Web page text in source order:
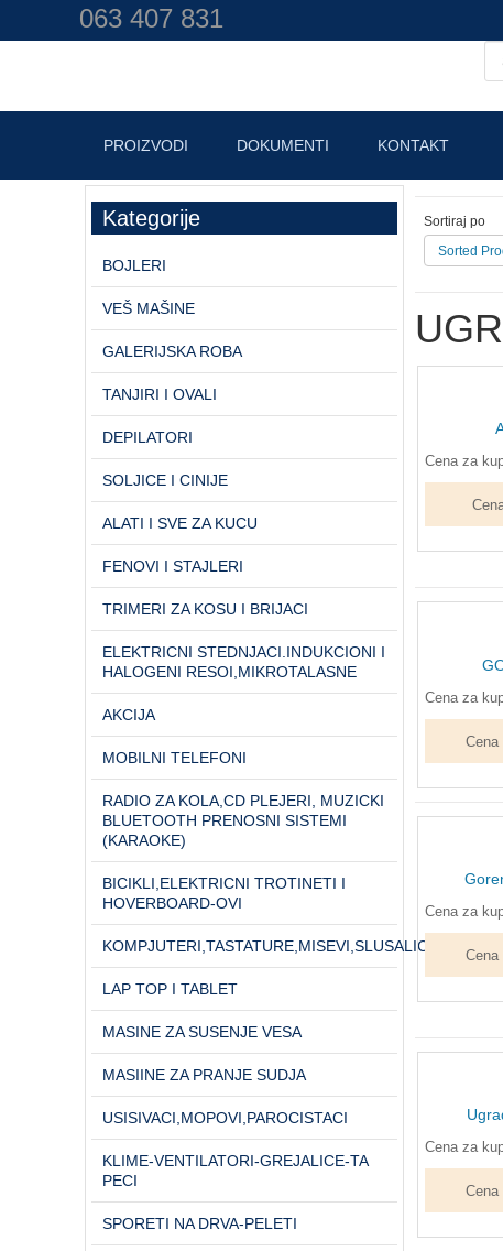
063 407 831
PROIZVODI DOKUMENTI KONTAKT
Kategorije
BOJLERI
VEŠ MAŠINE
GALERIJSKA ROBA
TANJIRI I OVALI
DEPILATORI
SOLJICE I CINIJE
ALATI I SVE ZA KUCU
FENOVI I STAJLERI
TRIMERI ZA KOSU I BRIJACI
ELEKTRICNI STEDNJACI.INDUKCIONI I
HALOGENI RESOI,MIKROTALASNE
AKCIJA
MOBILNI TELEFONI
RADIO ZA KOLA,CD PLEJERI, MUZICKI
BLUETOOTH PRENOSNI SISTEMI
(KARAOKE)
BICIKLI,ELEKTRICNI TROTINETI I
HOVERBOARD-OVI
KOMPJUTERI,TASTATURE,MISEVI,SLUSALICE...
LAP TOP I TABLET
MASINE ZA SUSENJE VESA
MASIINE ZA PRANJE SUDJA
USISIVACI,MOPOVI,PAROCISTACI
KLIME-VENTILATORI-GREJALICE-TA
PECI
SPORETI NA DRVA-PELETI
Sortiraj po
Sorted
Cena za
Cena za
Cena
Cena za
Cena
Cena za
Cena